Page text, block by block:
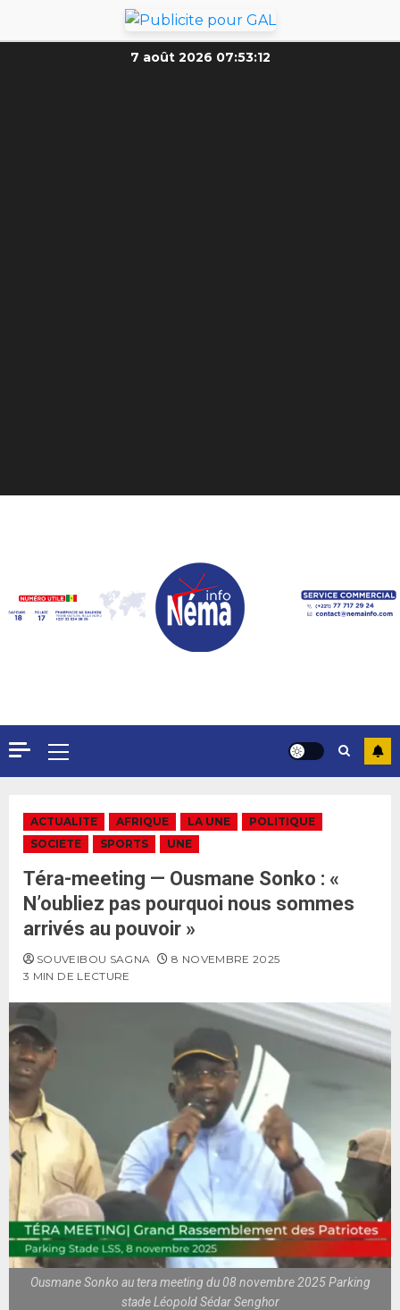
7 août 2026 07:53:13
ACTUALITE AFRIQUE LA UNE
POLITIQUE
SOCIETE
SPORTS UNE
Téra-meeting — Ousmane Sonko : «
N’oubliez pas pourquoi nous sommes
arrivés au pouvoir »
SOUVEIBOU SAGNA
8 NOVEMBRE 2025
3 MIN DE LECTURE
Ousmane Sonko au tera meeting du 08 novembre 2025 Parking
stade Léopold Sédar Senghor